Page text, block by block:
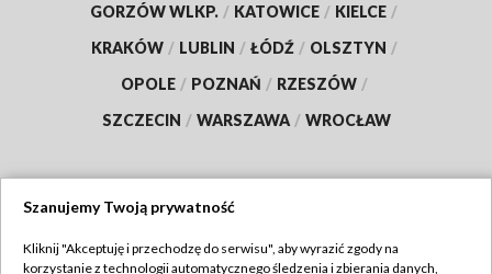
GORZÓW WLKP. / KATOWICE / KIELCE /
KRAKÓW / LUBLIN / ŁÓDŹ / OLSZTYN /
OPOLE / POZNAŃ / RZESZÓW /
SZCZECIN / WARSZAWA / WROCŁAW
Szanujemy Twoją prywatność
Kliknij "Akceptuję i przechodzę do serwisu", aby wyrazić zgody na
korzystanie z technologii automatycznego śledzenia i zbierania danych,